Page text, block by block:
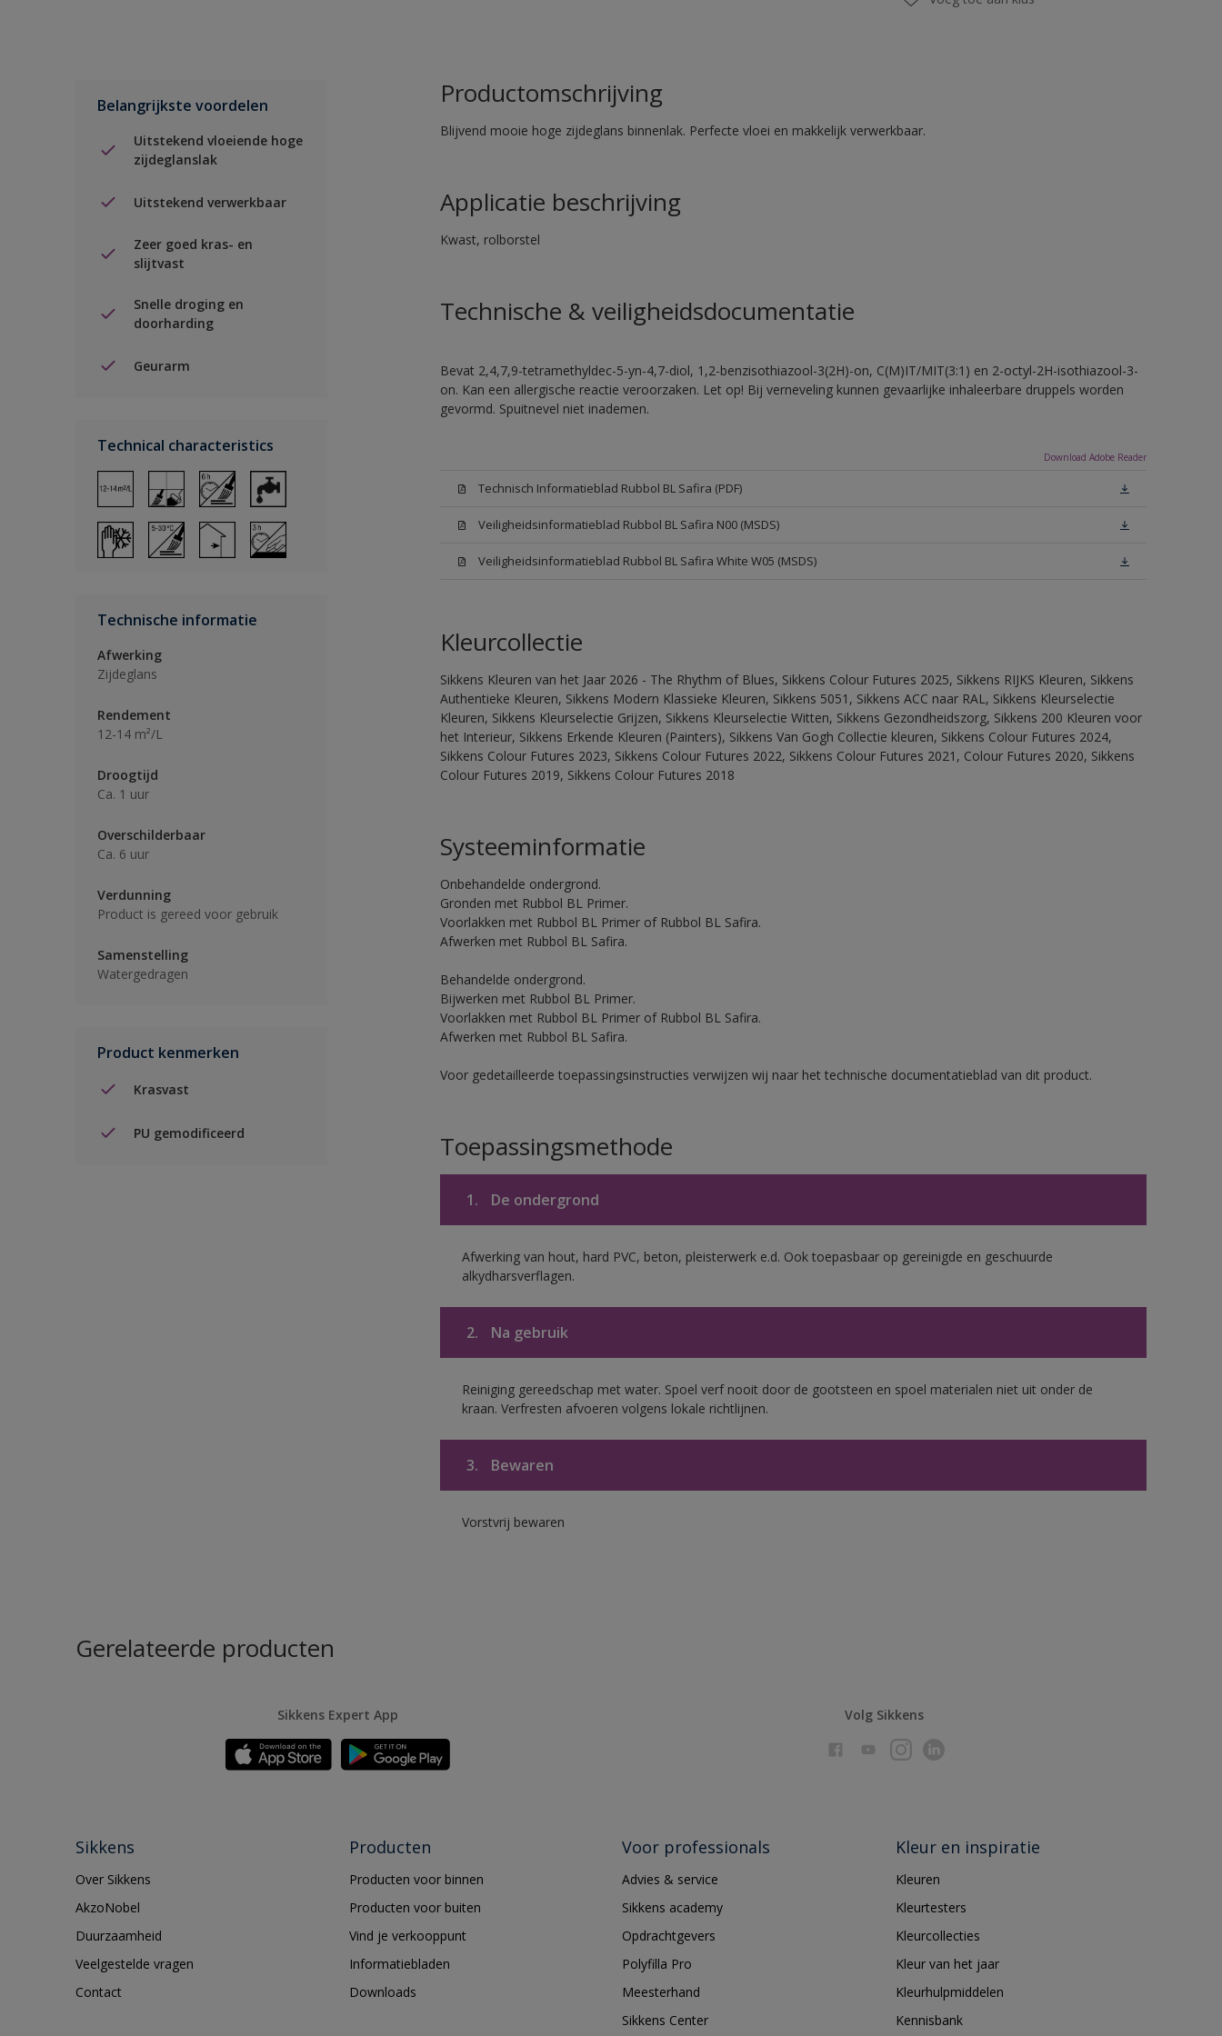
Belangrijkste voordelen
Uitstekend vloeiende hoge
zijdeglanslak
Uitstekend verwerkbaar
Zeer goed kras- en
slijtvast
Snelle droging en
doorharding
Geurarm
Technical characteristics
Technische informatie
Afwerking
Zijdeglans
Rendement
12-14 m²/L
Droogtijd
Ca. 1 uur
Overschilderbaar
Ca. 6 uur
Verdunning
Product is gereed voor gebruik
Samenstelling
Watergedragen
Product kenmerken
Krasvast
PU gemodificeerd
Productomschrijving
Blijvend mooie hoge zijdeglans binnenlak. Perfecte vloei en makkelijk verwerkbaar.
Applicatie beschrijving
Kwast, rolborstel
Technische & veiligheidsdocumentatie
Bevat 2,4,7,9-tetramethyldec-5-yn-4,7-diol, 1,2-benzisothiazool-3(2H)-on, C(M)IT/MIT(3:1) en 2-octyl-2H-isothiazool-3-
on. Kan een allergische reactie veroorzaken. Let op! Bij verneveling kunnen gevaarlijke inhaleerbare druppels worden
gevormd. Spuitnevel niet inademen.
Download Adobe Reader
Technisch Informatieblad Rubbol BL Safira (PDF)
Veiligheidsinformatieblad Rubbol BL Safira N00 (MSDS)
Veiligheidsinformatieblad Rubbol BL Safira White W05 (MSDS)
Kleurcollectie
Sikkens Kleuren van het Jaar 2026 - The Rhythm of Blues, Sikkens Colour Futures 2025, Sikkens RIJKS Kleuren, Sikkens
Authentieke Kleuren, Sikkens Modern Klassieke Kleuren, Sikkens 5051, Sikkens ACC naar RAL, Sikkens Kleurselectie
Kleuren, Sikkens Kleurselectie Grijzen, Sikkens Kleurselectie Witten, Sikkens Gezondheidszorg, Sikkens 200 Kleuren voor
het Interieur, Sikkens Erkende Kleuren (Painters), Sikkens Van Gogh Collectie kleuren, Sikkens Colour Futures 2024,
Sikkens Colour Futures 2023, Sikkens Colour Futures 2022, Sikkens Colour Futures 2021, Colour Futures 2020, Sikkens
Colour Futures 2019, Sikkens Colour Futures 2018
Systeeminformatie
Onbehandelde ondergrond.
Gronden met Rubbol BL Primer.
Voorlakken met Rubbol BL Primer of Rubbol BL Safira.
Afwerken met Rubbol BL Safira.
Behandelde ondergrond.
Bijwerken met Rubbol BL Primer.
Voorlakken met Rubbol BL Primer of Rubbol BL Safira.
Afwerken met Rubbol BL Safira.
Voor gedetailleerde toepassingsinstructies verwijzen wij naar het technische documentatieblad van dit product.
Toepassingsmethode
1. De ondergrond
Afwerking van hout, hard PVC, beton, pleisterwerk e.d. Ook toepasbaar op gereinigde en geschuurde
alkydharsverflagen.
2. Na gebruik
Reiniging gereedschap met water. Spoel verf nooit door de gootsteen en spoel materialen niet uit onder de
kraan. Verfresten afvoeren volgens lokale richtlijnen.
3. Bewaren
Vorstvrij bewaren
Gerelateerde producten
Sikkens Expert App Volg Sikkens
Sikkens
Over Sikkens
AkzoNobel
Duurzaamheid
Veelgestelde vragen
Contact
Producten
Producten voor binnen
Producten voor buiten
Vind je verkooppunt
Informatiebladen
Downloads
Voor professionals
Advies & service
Sikkens academy
Opdrachtgevers
Polyfilla Pro
Meesterhand
Sikkens Center
Kleur en inspiratie
Kleuren
Kleurtesters
Kleurcollecties
Kleur van het jaar
Kleurhulpmiddelen
Kennisbank